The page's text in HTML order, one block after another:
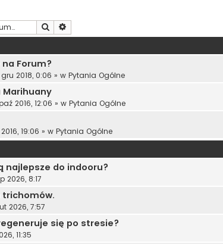
Szukaj
Forum?
2018, 0:06 » w Pytania Ogólne
Marihuany
2016, 12:06 » w Pytania Ogólne
19:06 » w Pytania Ogólne
najlepsze do indooru?
2026, 8:17
trichomów.
2026, 7:57
się po stresie?
11:35